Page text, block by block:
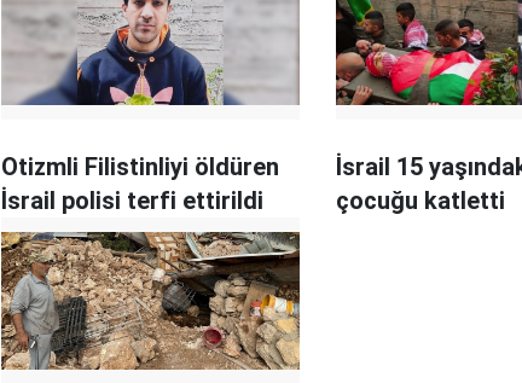
Otizmli Filistinliyi öldüren
İsrail polisi terfi ettirildi
İsrail 15
çocuğu katletti